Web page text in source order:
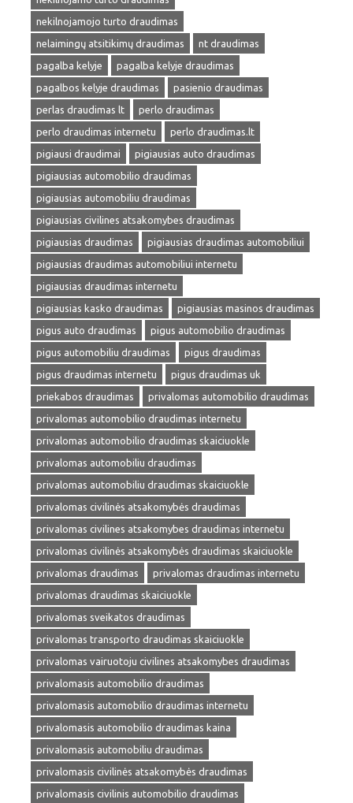
nekilnojamojo turto draudimas
nelaimingų atsitikimų draudimas
nt draudimas
pagalba kelyje
pagalba kelyje draudimas
pagalbos kelyje draudimas
pasienio draudimas
perlas draudimas lt
perlo draudimas
perlo draudimas internetu
perlo draudimas.lt
pigiausi draudimai
pigiausias auto draudimas
pigiausias automobilio draudimas
pigiausias automobiliu draudimas
pigiausias civilines atsakomybes draudimas
pigiausias draudimas
pigiausias draudimas automobiliui
pigiausias draudimas automobiliui internetu
pigiausias draudimas internetu
pigiausias kasko draudimas
pigiausias masinos draudimas
pigus auto draudimas
pigus automobilio draudimas
pigus automobiliu draudimas
pigus draudimas
pigus draudimas internetu
pigus draudimas uk
priekabos draudimas
privalomas automobilio draudimas
privalomas automobilio draudimas internetu
privalomas automobilio draudimas skaiciuokle
privalomas automobiliu draudimas
privalomas automobiliu draudimas skaiciuokle
privalomas civilinės atsakomybės draudimas
privalomas civilines atsakomybes draudimas internetu
privalomas civilinės atsakomybės draudimas skaiciuokle
privalomas draudimas
privalomas draudimas internetu
privalomas draudimas skaiciuokle
privalomas sveikatos draudimas
privalomas transporto draudimas skaiciuokle
privalomas vairuotoju civilines atsakomybes draudimas
privalomasis automobilio draudimas
privalomasis automobilio draudimas internetu
privalomasis automobilio draudimas kaina
privalomasis automobiliu draudimas
privalomasis civilinės atsakomybės draudimas
privalomasis civilinis automobilio draudimas